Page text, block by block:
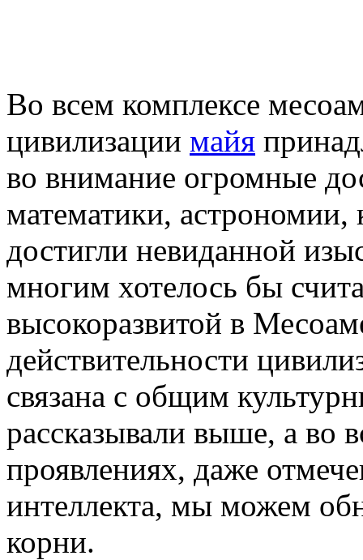
Во всем комплексе
цивилизации майя
во внимание огромные
математики, астрономии,
достигли невиданной
многим хотелось бы
высокоразвитой в
действительности
связана с общим
рассказывали выше, а во
проявлениях, даже
интеллекта, мы можем
корни.